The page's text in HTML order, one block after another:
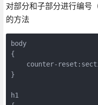
对部分和子部分进行编号
的方法
body
{
counter-
}
h1